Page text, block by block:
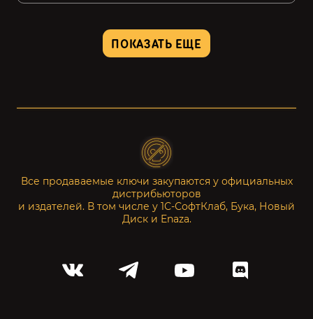
ПОКАЗАТЬ ЕЩЕ
Все продаваемые ключи закупаются у официальных
дистрибьюторов
и издателей. В том числе у 1С-СофтКлаб, Бука, Новый
Диск и Enaza.